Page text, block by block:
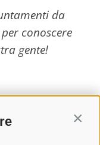
da
conoscere
gente!